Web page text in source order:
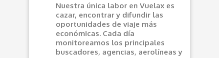
Nuestra única labor en Vuelax es
cazar, encontrar y difundir las
oportunidades de viaje más
económicas. Cada día
monitoreamos los principales
buscadores, agencias, aerolíneas y